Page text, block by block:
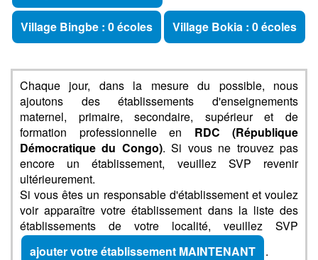
Village Bingbe : 0 écoles Village Bokia : 0 écoles
Chaque jour, dans la mesure du possible, nous
ajoutons des établissements d'enseignements
maternel, primaire, secondaire, supérieur et de
formation professionnelle en RDC (République
Démocratique du Congo). Si vous ne trouvez pas
encore un établissement, veuillez SVP revenir
ultérieurement.
Si vous êtes un responsable d'établissement et voulez
voir apparaître votre établissement dans la liste des
établissements de votre localité, veuillez SVP
ajouter votre établissement MAINTENANT
.